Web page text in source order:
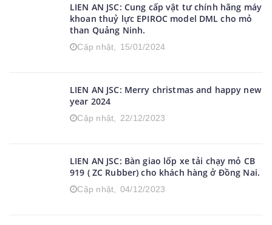
LIEN AN JSC: Cung cấp vật tư chính hãng máy
khoan thuỷ lực EPIROC model DML cho mỏ
than Quảng Ninh.
Cập nhật, 15/01/2024
LIEN AN JSC: Merry christmas and happy new
year 2024
Cập nhật, 22/12/2023
LIEN AN JSC: Bàn giao lốp xe tải chạy mỏ CB
919 ( ZC Rubber) cho khách hàng ở Đồng Nai.
Cập nhật, 04/12/2023